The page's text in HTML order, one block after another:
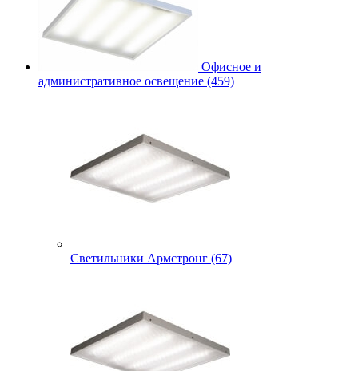
Офисное и
административное освещение (459)
Светильники Армстронг (67)